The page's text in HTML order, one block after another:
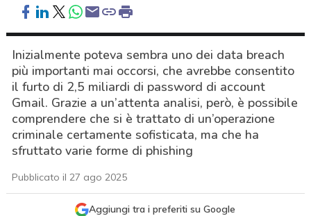
Inizialmente poteva sembra uno dei data breach
più importanti mai occorsi, che avrebbe consentito
il furto di 2,5 miliardi di password di account
Gmail. Grazie a un’attenta analisi, però, è possibile
comprendere che si è trattato di un’operazione
criminale certamente sofisticata, ma che ha
sfruttato varie forme di phishing
Pubblicato il 27 ago 2025
Aggiungi tra i preferiti su Google